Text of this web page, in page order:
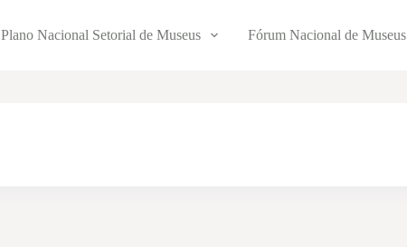
Plano Nacional Setorial de Museus Fórum Nacional de Museus